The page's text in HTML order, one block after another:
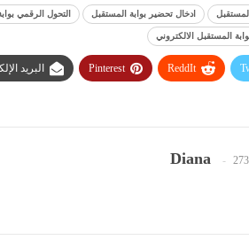
ادخال تحضير بوابة المستقبل التحول الرقمي
المستقبل الالكتروني
ReddIt
Pinterest البريد
Diana